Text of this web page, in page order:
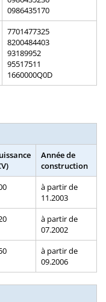
0986435170
7701477325
8200484403
93189952
95517511
1660000Q0D
Année de
construction
à partir de
11.2003
à partir de
07.2002
à partir de
09.2006